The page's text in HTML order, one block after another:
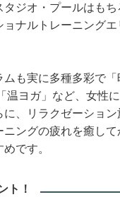
タジオ・プールはも
ナルトレーニングエ
ムも実に多種多彩で「
温ヨガ」など、女性
に、リラクゼーショ
ニングの疲れを癒して
です。
ト！